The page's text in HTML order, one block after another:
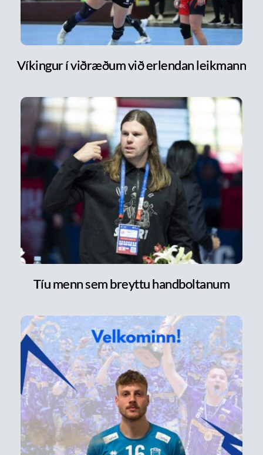
Víkingur í viðræðum við erlendan leikmann
Tíu menn sem breyttu handboltanum